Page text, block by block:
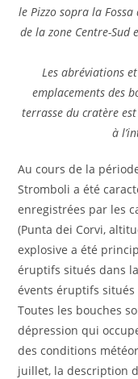
le Pizzo sopra la
de la zone Centre-Sud
Les abréviations
emplacements des
terrasse du cratère
à
Au cours de la
Stromboli a été
enregistrées par les
(Punta dei Corvi,
explosive a été
éruptifs situés dans
évents éruptifs
Toutes les bouches
dépression qui
des conditions
juillet, la description